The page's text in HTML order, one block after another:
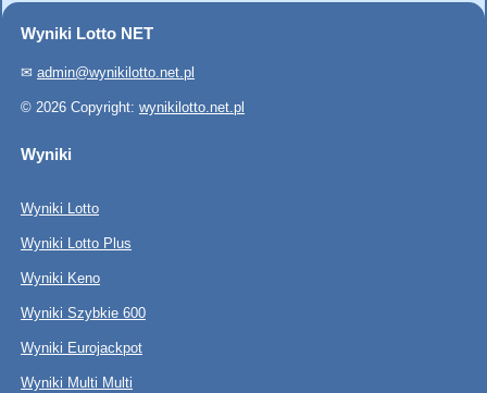
Wyniki Lotto NET
✉ admin@wynikilotto.net.pl
© 2026 Copyright: wynikilotto.net.pl
Wyniki
Wyniki Lotto
Wyniki Lotto Plus
Wyniki Keno
Wyniki Szybkie 600
Wyniki Eurojackpot
Wyniki Multi Multi